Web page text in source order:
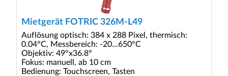
Mietgerät FOTRIC 326M-L49
Auflösung optisch: 384 x 288 Pixel, thermisch:
0.04°C, Messbereich: -20...650°C
Objektiv: 49°x36.8°
Fokus: manuell, ab 10 cm
Bedienung: Touchscreen, Tasten